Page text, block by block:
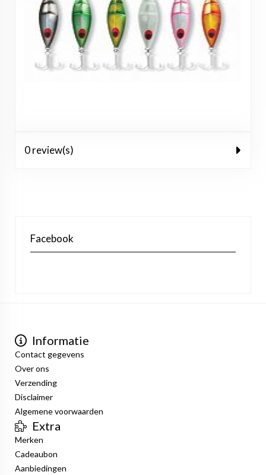
0 review(s)
Facebook
Informatie
Contact gegevens
Over ons
Verzending
Disclaimer
Algemene voorwaarden
Extra
Merken
Cadeaubon
Aanbiedingen